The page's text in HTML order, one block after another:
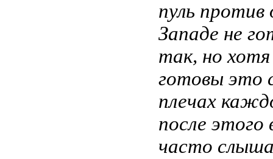
пуль против
Западе не
так, но
готовы это
плечах
после
часто